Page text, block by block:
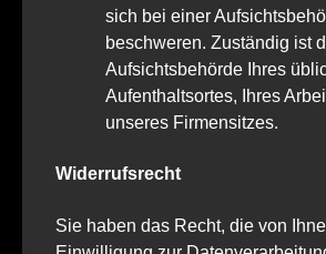
sich bei einer
beschweren. Zuständig ist
Aufsichtsbehörde Ihres
Aufenthaltsortes, Ihres
unseres Firmensitzes.
Widerrufsrecht
Sie haben das Recht, die von